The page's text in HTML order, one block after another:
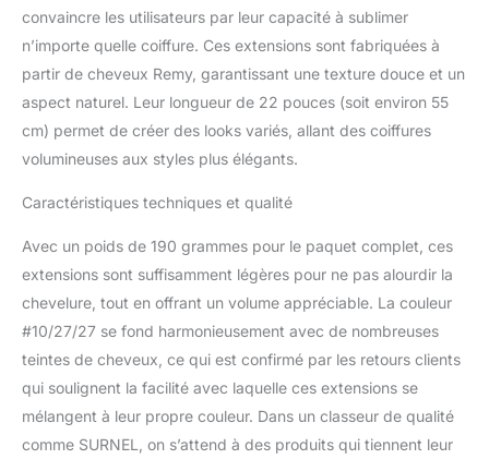
vous avez les cheveux
une tête pleine; Si vous
avez les cheveux fins ou
souhaitez un effet rallongé,
nous vous conseillons
d'utiliser un pack de deux
pour le compléter 3.Warm
tipps: Les extensions de
cheveux ont une durée de
vie naturelle tout comme
donc normal qu'elles se
dessèchent avec le temps.
Nous recommandons des
traitements bimensuels
4.Durabilité: Extension Clip
Cheveux Humain peut être
installé et retiré librement, il
n'est donc pas nécessaire
convaincre les utilisateurs par leur capacité à sublimer
n’importe quelle coiffure. Ces extensions sont fabriquées à
partir de cheveux Remy, garantissant une texture douce et un
aspect naturel. Leur longueur de 22 pouces (soit environ 55
cm) permet de créer des looks variés, allant des coiffures
volumineuses aux styles plus élégants.
Caractéristiques techniques et qualité
Avec un poids de 190 grammes pour le paquet complet, ces
extensions sont suffisamment légères pour ne pas alourdir la
chevelure, tout en offrant un volume appréciable. La couleur
#10/27/27 se fond harmonieusement avec de nombreuses
teintes de cheveux, ce qui est confirmé par les retours clients
qui soulignent la facilité avec laquelle ces extensions se
mélangent à leur propre couleur. Dans un classeur de qualité
comme SURNEL, on s’attend à des produits qui tiennent leur